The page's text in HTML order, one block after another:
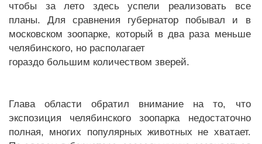
чтобы за лето здесь успели реализовать все
планы. Для сравнения губернатор побывал и в
московском зоопарке, который в два раза меньше
челябинского, но располагает
гораздо большим количеством зверей.
Глава области обратил внимание на то, что
экспозиция челябинского зоопарка недостаточно
полная, многих популярных животных не хватает.